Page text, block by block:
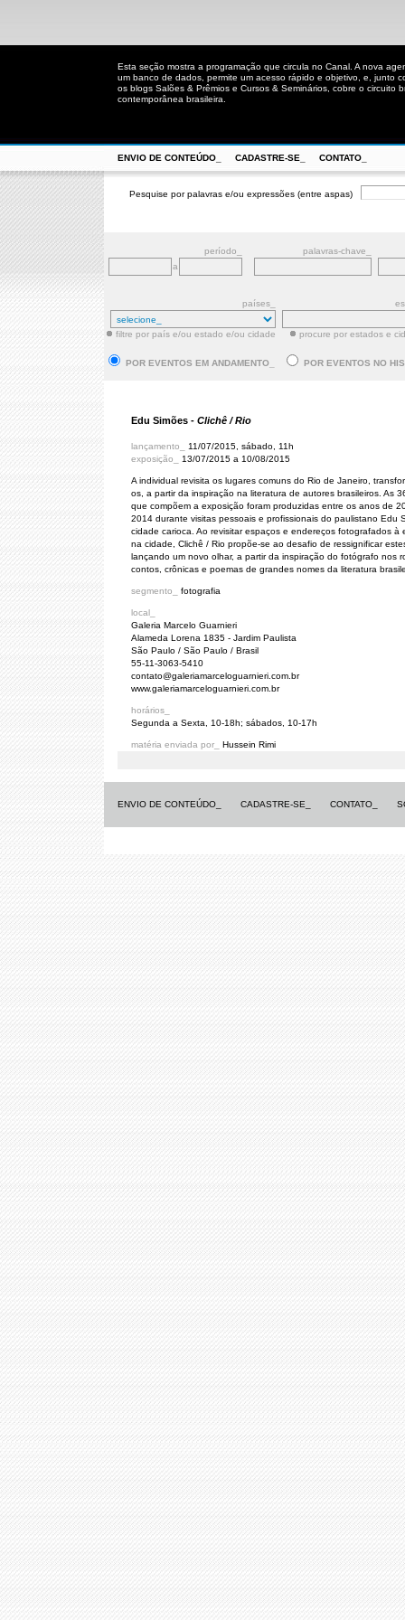
Esta seção mostra a programação que circula no Canal. A nova
um banco de dados, permite um acesso rápido e objetivo, e, junto
os blogs Salões & Prêmios e Cursos & Seminários, cobre o circuito
contemporânea brasileira.
ENVIO DE CONTEÚDO_ CADASTRE-SE_ CONTATO_
Pesquise por palavras e/ou expressões (entre aspas)
período_
palavras-chave_
a
países_
filtre por país e/ou estado e/ou cidade procure por estados e
POR EVENTOS EM ANDAMENTO_ POR EVENTOS NO
Edu Simões - Clichê / Rio
lançamento_ 11/07/2015, sábado, 11h
exposição_ 13/07/2015 a 10/08/2015
A individual revisita os lugares comuns do Rio de Janeiro,
os, a partir da inspiração na literatura de autores brasileiros. As
que compõem a exposição foram produzidas entre os anos de
2014 durante visitas pessoais e profissionais do paulistano Edu
cidade carioca. Ao revisitar espaços e endereços fotografados à
na cidade, Clichê / Rio propõe-se ao desafio de ressignificar
lançando um novo olhar, a partir da inspiração do fotógrafo nos
contos, crônicas e poemas de grandes nomes da literatura
segmento_ fotografia
local_
Galeria Marcelo Guarnieri
Alameda Lorena 1835 - Jardim Paulista
São Paulo / São Paulo / Brasil
55-11-3063-5410
contato@galeriamarceloguarnieri.com.br
www.galeriamarceloguarnieri.com.br
horários_
Segunda a Sexta, 10-18h; sábados, 10-17h
matéria enviada por_ Hussein Rimi
ENVIO DE CONTEÚDO_ CADASTRE-SE_ CONTATO_